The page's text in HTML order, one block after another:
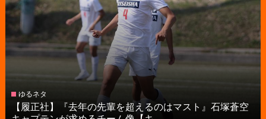
ゆるネタ
【履正社】『去年の先輩を超えるのはマスト』石塚蒼空